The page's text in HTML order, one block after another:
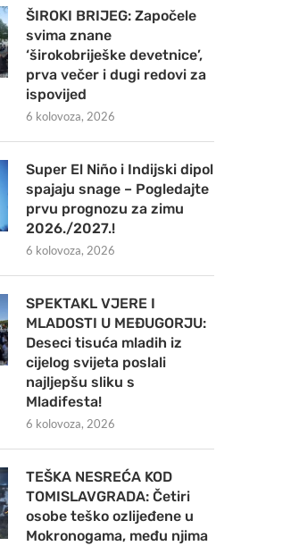
ŠIROKI BRIJEG: Započele
svima znane
‘širokobriješke devetnice’,
prva večer i dugi redovi za
ispovijed
6 kolovoza, 2026
Super El Niño i Indijski dipol
spajaju snage – Pogledajte
prvu prognozu za zimu
2026./2027.!
6 kolovoza, 2026
SPEKTAKL VJERE I
MLADOSTI U MEĐUGORJU:
Deseci tisuća mladih iz
cijelog svijeta poslali
najljepšu sliku s
Mladifesta!
6 kolovoza, 2026
TEŠKA NESREĆA KOD
TOMISLAVGRADA: Četiri
osobe teško ozlijeđene u
Mokronogama, među njima